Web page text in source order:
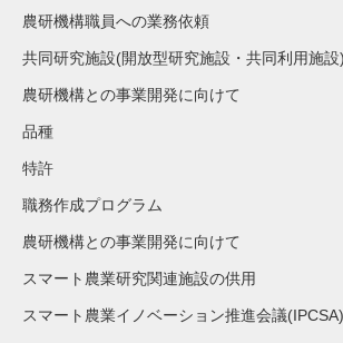
農研機構職員への業務依頼
共同研究施設(開放型研究施設・共同利用施設
農研機構との事業開発に向けて
品種
特許
職務作成プログラム
農研機構との事業開発に向けて
スマート農業研究関連施設の供用
スマート農業イノベーション推進会議(IPCSA)